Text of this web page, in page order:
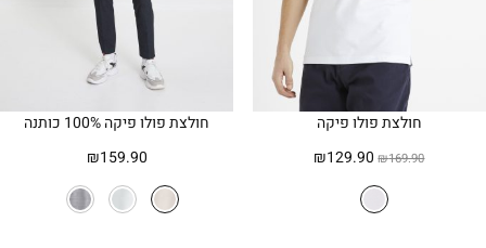
חולצת פולו פיקה
₪169.90
המחיר
היה:
₪129.90 המחיר
חולצת פולו פיקה 100% כותנה
₪159.90